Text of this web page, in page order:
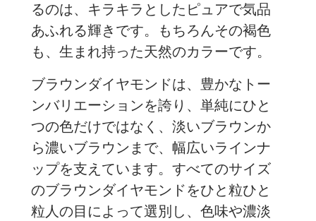
るのは、キラキラとしたピュアで気品
あふれる輝きです。もちろんその褐色
も、生まれ持った天然のカラーです。
ブラウンダイヤモンドは、豊かなトー
ンバリエーションを誇り、単純にひと
つの色だけではなく、淡いブラウンか
ら濃いブラウンまで、幅広いラインナ
ップを支えています。すべてのサイズ
のブラウンダイヤモンドをひと粒ひと
粒人の目によって選別し、色味や濃淡